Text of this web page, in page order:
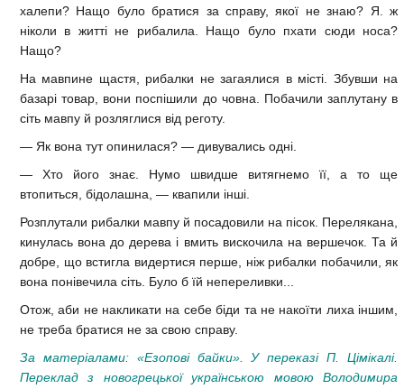
халепи? Нащо було братися за справу, якої не знаю? Я. ж
ніколи в житті не рибалила. Нащо було пхати сюди носа?
Нащо?
На мавпине щастя, рибалки не загаялися в місті. Збувши на
базарі товар, вони поспішили до човна. Побачили заплутану в
сіть мавпу й розляглися від реготу.
— Як вона тут опинилася? — дивувались одні.
— Хто його знає. Нумо швидше витягнемо її, а то ще
втопиться, бідолашна, — квапили інші.
Розплутали рибалки мавпу й посадовили на пісок. Перелякана,
кинулась вона до дерева і вмить вискочила на вершечок. Та й
добре, що встигла видертися перше, ніж рибалки побачили, як
вона понівечила сіть. Було б їй непереливки...
Отож, аби не накликати на себе біди та не накоїти лиха іншим,
не треба братися не за свою справу.
За матеріалами: «Езопові байки». У переказі П. Цімікалі.
Переклад з новогрецької українською мовою Володимира